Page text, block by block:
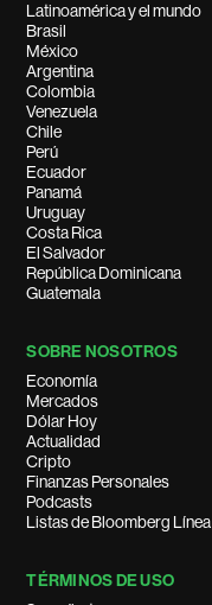
Latinoamérica y el mundo
Brasil
México
Argentina
Colombia
Venezuela
Chile
Perú
Ecuador
Panamá
Uruguay
Costa Rica
El Salvador
República Dominicana
Guatemala
SOBRE NOSOTROS
Economía
Mercados
Dólar Hoy
Actualidad
Cripto
Finanzas Personales
Podcasts
Listas de Bloomberg Línea
TÉRMINOS DE USO